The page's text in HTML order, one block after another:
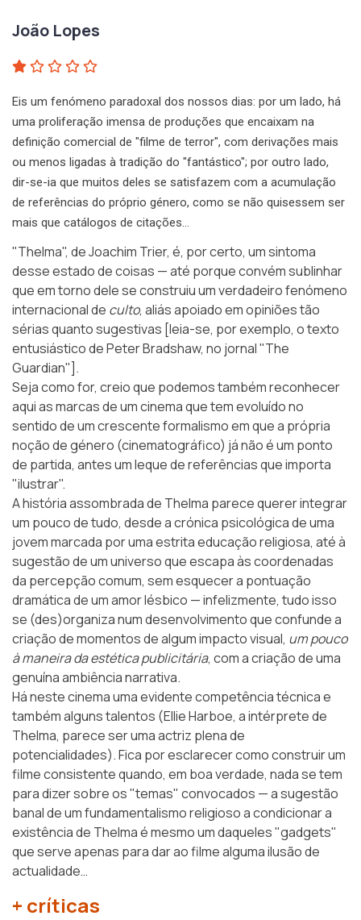
João Lopes
Eis um fenómeno paradoxal dos nossos dias: por um lado, há
uma proliferação imensa de produções que encaixam na
definição comercial de "filme de terror", com derivações mais
ou menos ligadas à tradição do "fantástico"; por outro lado,
dir-se-ia que muitos deles se satisfazem com a acumulação
de referências do próprio género, como se não quisessem ser
mais que catálogos de citações…
"Thelma", de Joachim Trier, é, por certo, um sintoma
desse estado de coisas — até porque convém sublinhar
que em torno dele se construiu um verdadeiro fenómeno
internacional de culto, aliás apoiado em opiniões tão
sérias quanto sugestivas [leia-se, por exemplo, o texto
entusiástico de Peter Bradshaw, no jornal"The
Guardian"].
Seja como for, creio que podemos também reconhecer
aqui as marcas de um cinema que tem evoluído no
sentido de um crescente formalismo em que a própria
noção de género (cinematográfico) já não é um ponto
de partida, antes um leque de referências que importa
"ilustrar".
A história assombrada de Thelma parece querer integrar
um pouco de tudo, desde a crónica psicológica de uma
jovem marcada por uma estrita educação religiosa, até à
sugestão de um universo que escapa às coordenadas
da percepção comum, sem esquecer a pontuação
dramática de um amor lésbico — infelizmente, tudo isso
se (des)organiza num desenvolvimento que confunde a
criação de momentos de algum impacto visual, um pouco
à maneira da estética publicitária, com a criação de uma
genuína ambiência narrativa.
Há neste cinema uma evidente competência técnica e
também alguns talentos (Ellie Harboe, a intérprete de
Thelma, parece ser uma actriz plena de
potencialidades). Fica por esclarecer como construir um
filme consistente quando, em boa verdade, nada se tem
para dizer sobre os "temas" convocados — a sugestão
banal de um fundamentalismo religioso a condicionar a
existência de Thelma é mesmo um daqueles "gadgets"
que serve apenas para dar ao filme alguma ilusão de
actualidade…
+ críticas